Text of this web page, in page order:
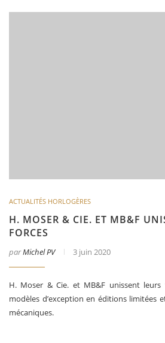
ACTUALITÉS HORLOGÈRES
H. MOSER & CIE. ET MB&F
FORCES
parMichel PV 3 juin 2020
H. Moser & Cie. et MB&F unissent
modèles d’exception en éditions limitées
mécaniques.